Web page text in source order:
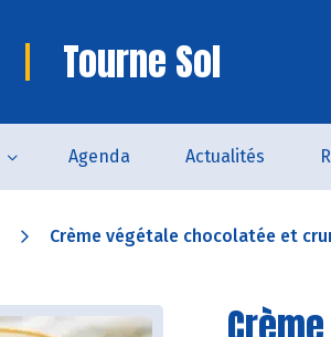
Tourne Sol
Agenda Actualités
Crème végétale chocolatée et